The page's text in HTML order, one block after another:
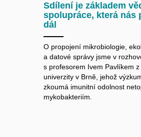
Sdílení je základem
spolupráce, která nás
dál
O propojení mikrobiologie,
a datové správy jsme v
s profesorem Ivem Pavlíkem
univerzity v Brně, jehož
zkoumá imunitní odolnost
mykobakteriím.